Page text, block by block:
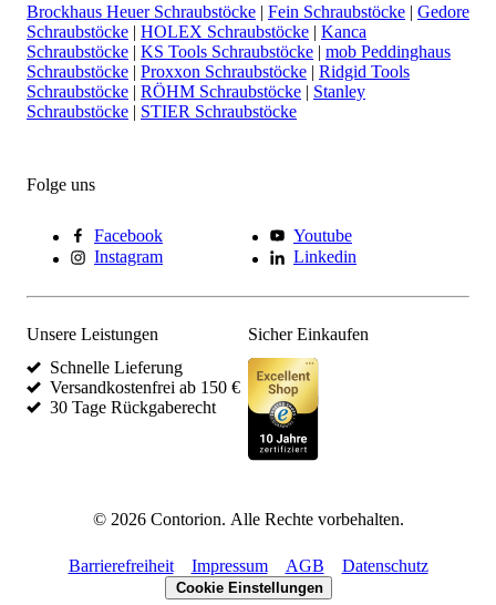
Brockhaus Heuer Schraubstöcke | Fein Schraubstöcke | Gedore
Schraubstöcke | HOLEX Schraubstöcke | Kanca
Schraubstöcke | KS Tools Schraubstöcke | mob Peddinghaus
Schraubstöcke | Proxxon Schraubstöcke | Ridgid Tools
Schraubstöcke | RÖHM Schraubstöcke | Stanley
Schraubstöcke | STIER Schraubstöcke
Folge uns
Facebook
Youtube
Instagram
Linkedin
Unsere Leistungen
Schnelle Lieferung
Versandkostenfrei ab 150 €
30 Tage Rückgaberecht
Sicher Einkaufen
© 2026Contorion. Alle Rechte vorbehalten.
Barrierefreiheit Impressum AGB Datenschutz
Cookie Einstellungen